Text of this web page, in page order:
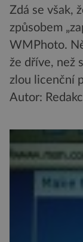
Zdá se však,
způsobem
WMPhoto.
že dříve, než
zlou licenční
Autor: